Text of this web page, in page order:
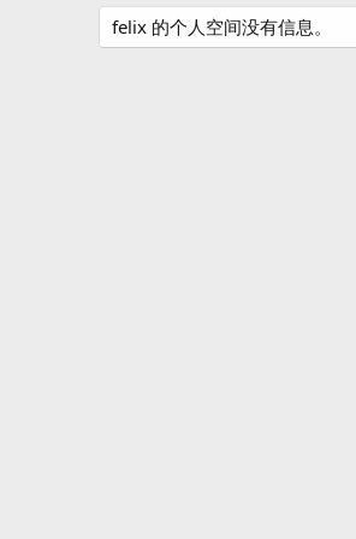
felix 的个人空间没有信息。